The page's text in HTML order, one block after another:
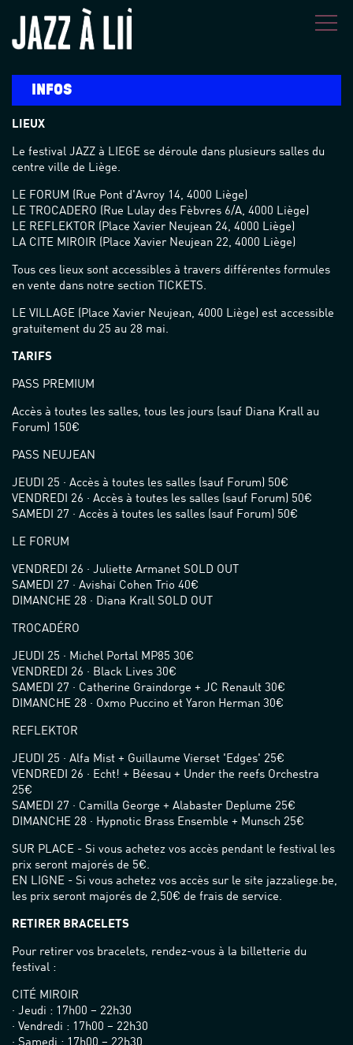
INFOS
LIEUX
Le festival JAZZ à LIEGE se déroule dans plusieurs salles du
centre ville de Liège.
LE FORUM (Rue Pont d'Avroy 14, 4000 Liège)
LE TROCADERO (Rue Lulay des Fèbvres 6/A, 4000 Liège)
LE REFLEKTOR (Place Xavier Neujean 24, 4000 Liège)
LA CITE MIROIR (Place Xavier Neujean 22, 4000 Liège)
Tous ces lieux sont accessibles à travers différentes formules
en vente dans notre section TICKETS.
LE VILLAGE (Place Xavier Neujean, 4000 Liège) est accessible
gratuitement du 25 au 28 mai.
TARIFS
PASS PREMIUM
Accès à toutes les salles, tous les jours (sauf Diana Krall au
Forum) 150€
PASS NEUJEAN
JEUDI 25 · Accès à toutes les salles (sauf Forum) 50€
VENDREDI 26 · Accès à toutes les salles (sauf Forum) 50€
SAMEDI 27 · Accès à toutes les salles (sauf Forum) 50€
LE FORUM
VENDREDI 26 · Juliette Armanet SOLD OUT
SAMEDI 27 · Avishai Cohen Trio 40€
DIMANCHE 28 · Diana Krall SOLD OUT
TROCADÉRO
JEUDI 25 · Michel Portal MP85 30€
VENDREDI 26 · Black Lives 30€
SAMEDI 27 · Catherine Graindorge + JC Renault 30€
DIMANCHE 28 · Oxmo Puccino et Yaron Herman 30€
REFLEKTOR
JEUDI 25 · Alfa Mist + Guillaume Vierset 'Edges' 25€
VENDREDI 26 · Echt! + Béesau + Under the reefs Orchestra
25€
SAMEDI 27 · Camilla George + Alabaster Deplume 25€
DIMANCHE 28 · Hypnotic Brass Ensemble + Munsch 25€
SUR PLACE - Si vous achetez vos accès pendant le festival les
prix seront majorés de 5€.
EN LIGNE - Si vous achetez vos accès sur le site jazzaliege.be,
les prix seront majorés de 2,50€ de frais de service.
RETIRER BRACELETS
Pour retirer vos bracelets, rendez-vous à la billetterie du
festival :
CITÉ MIROIR
· Jeudi : 17h00 – 22h30
· Vendredi : 17h00 – 22h30